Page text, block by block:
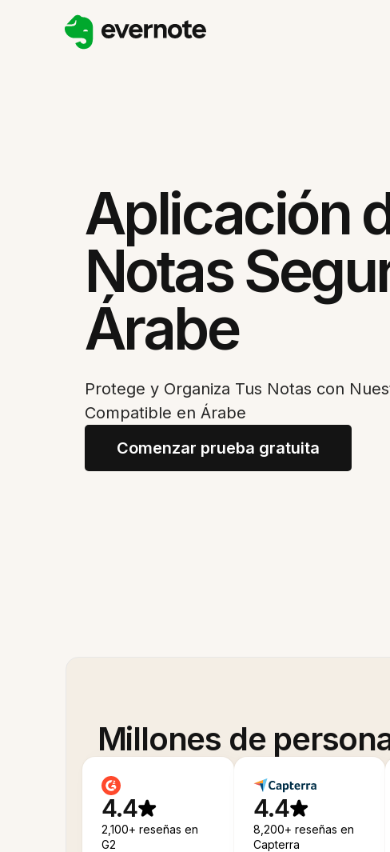
Aplicación
Notas
Árabe
Protege y Organiza Tus Notas con
Compatible en Árabe
Comenzar prueba gratuita
Millones de
4.4
2,100+ reseñas en
G2
4.4
8,200+ reseñas en
Capterra